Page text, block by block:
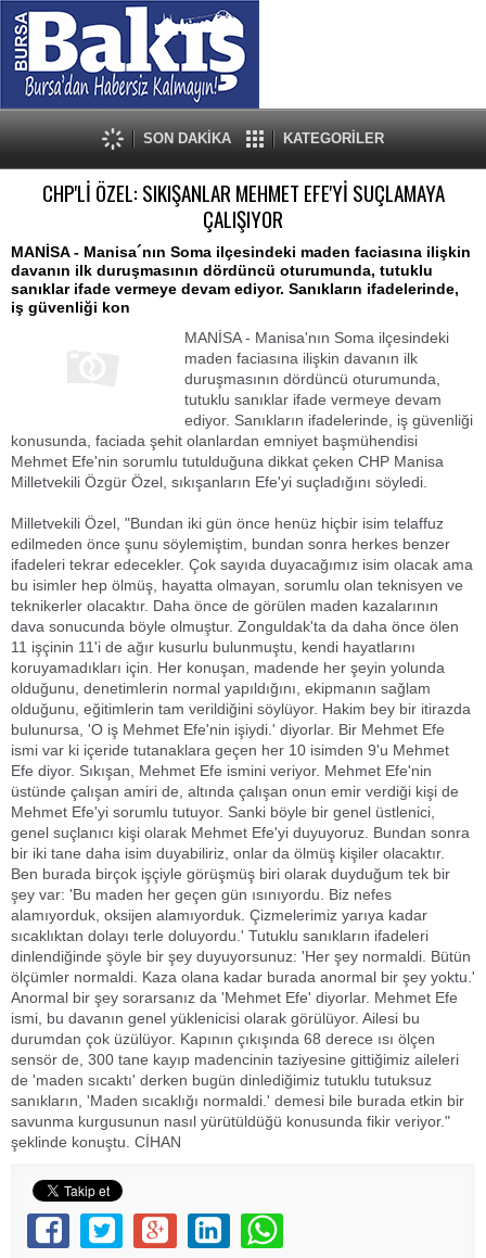
SON DAKİKA KATEGORİLER
CHP'Lİ ÖZEL: SIKIŞANLAR MEHMET EFE'Yİ SUÇLAMAYA
ÇALIŞIYOR
MANİSA - Manisa´nın Soma ilçesindeki maden faciasına ilişkin
davanın ilk duruşmasının dördüncü oturumunda, tutuklu
sanıklar ifade vermeye devam ediyor. Sanıkların ifadelerinde,
iş güvenliği kon
MANİSA - Manisa'nın Soma ilçesindeki
maden faciasına ilişkin davanın ilk
duruşmasının dördüncü oturumunda,
tutuklu sanıklar ifade vermeye devam
ediyor. Sanıkların ifadelerinde, iş güvenliği
konusunda, faciada şehit olanlardan emniyet başmühendisi
Mehmet Efe'nin sorumlu tutulduğuna dikkat çeken CHP Manisa
Milletvekili Özgür Özel, sıkışanların Efe'yi suçladığını söyledi.
Milletvekili Özel, "Bundan iki gün önce henüz hiçbir isim telaffuz
edilmeden önce şunu söylemiştim, bundan sonra herkes benzer
ifadeleri tekrar edecekler. Çok sayıda duyacağımız isim olacak ama
bu isimler hep ölmüş, hayatta olmayan, sorumlu olan teknisyen ve
teknikerler olacaktır. Daha önce de görülen maden kazalarının
dava sonucunda böyle olmuştur. Zonguldak'ta da daha önce ölen
11 işçinin 11'i de ağır kusurlu bulunmuştu, kendi hayatlarını
koruyamadıkları için. Her konuşan, madende her şeyin yolunda
olduğunu, denetimlerin normal yapıldığını, ekipmanın sağlam
olduğunu, eğitimlerin tam verildiğini söylüyor. Hakim bey bir itirazda
bulunursa, 'O iş Mehmet Efe'nin işiydi.' diyorlar. Bir Mehmet Efe
ismi var ki içeride tutanaklara geçen her 10 isimden 9'u Mehmet
Efe diyor. Sıkışan, Mehmet Efe ismini veriyor. Mehmet Efe'nin
üstünde çalışan amiri de, altında çalışan onun emir verdiği kişi de
Mehmet Efe'yi sorumlu tutuyor. Sanki böyle bir genel üstlenici,
genel suçlanıcı kişi olarak Mehmet Efe'yi duyuyoruz. Bundan sonra
bir iki tane daha isim duyabiliriz, onlar da ölmüş kişiler olacaktır.
Ben burada birçok işçiyle görüşmüş biri olarak duyduğum tek bir
şey var: 'Bu maden her geçen gün ısınıyordu. Biz nefes
alamıyorduk, oksijen alamıyorduk. Çizmelerimiz yarıya kadar
sıcaklıktan dolayı terle doluyordu.' Tutuklu sanıkların ifadeleri
dinlendiğinde şöyle bir şey duyuyorsunuz: 'Her şey normaldi. Bütün
ölçümler normaldi. Kaza olana kadar burada anormal bir şey yoktu.'
Anormal bir şey sorarsanız da 'Mehmet Efe' diyorlar. Mehmet Efe
ismi, bu davanın genel yüklenicisi olarak görülüyor. Ailesi bu
durumdan çok üzülüyor. Kapının çıkışında 68 derece ısı ölçen
sensör de, 300 tane kayıp madencinin taziyesine gittiğimiz aileleri
de 'maden sıcaktı' derken bugün dinlediğimiz tutuklu tutuksuz
sanıkların, 'Maden sıcaklığı normaldi.' demesi bile burada etkin bir
savunma kurgusunun nasıl yürütüldüğü konusunda fikir veriyor."
şeklinde konuştu. CİHAN